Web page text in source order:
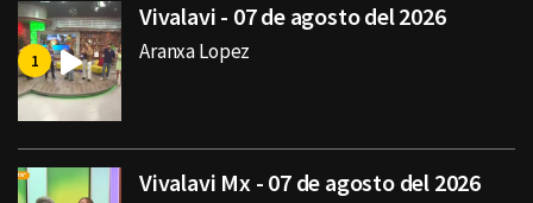
Vivalavi - 07 de agosto del 2026
Aranxa Lopez
Vivalavi Mx - 07 de agosto del 2026